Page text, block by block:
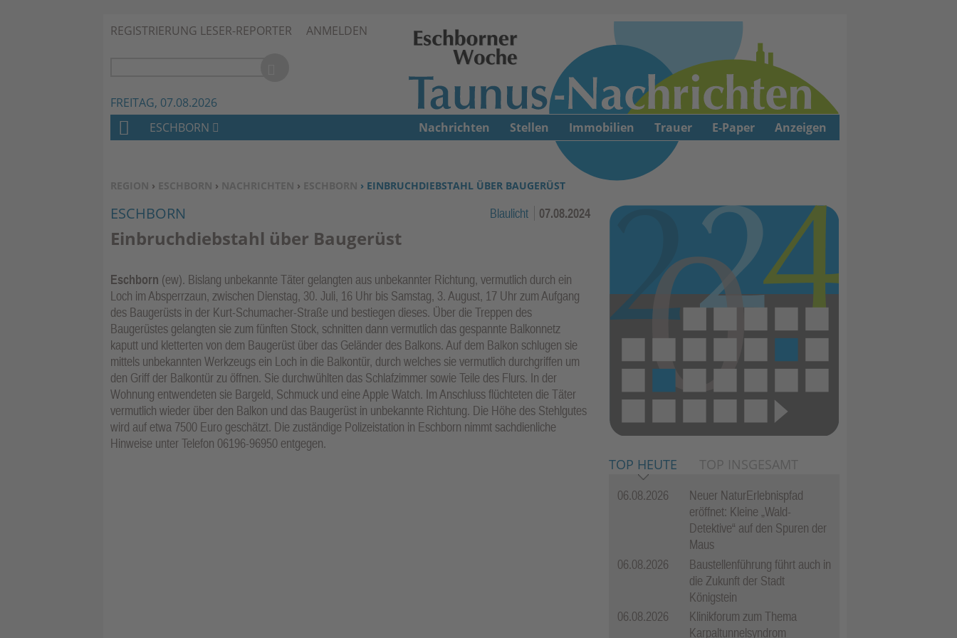
Zum Inhalt springen ↓
REGISTRIERUNG LESER-REPORTER ANMELDEN
FREITAG, 07.08.2026
SIE BEFINDEN SICH HIER:
REGION › ESCHBORN › NACHRICHTEN › ESCHBORN › EINBRUCHDIEBSTAHL ÜBER BAUGERÜST
ESCHBORN Blaulicht 07.08.2024
Einbruchdiebstahl über Baugerüst
Eschborn (ew). Bislang unbekannte Täter gelangten aus unbekannter Richtung, vermutlich durch ein
Loch im Absperrzaun, zwischen Dienstag, 30. Juli, 16 Uhr bis Samstag, 3. August, 17 Uhr zum Aufgang
des Baugerüsts in der Kurt-Schumacher-Straße und bestiegen dieses. Über die Treppen des
Baugerüstes gelangten sie zum fünften Stock, schnitten dann vermutlich das gespannte Balkonnetz
kaputt und kletterten von dem Baugerüst über das Geländer des Balkons. Auf dem Balkon schlugen sie
mittels unbekannten Werkzeugs ein Loch in die Balkontür, durch welches sie vermutlich durchgriffen um
den Griff der Balkontür zu öffnen. Sie durchwühlten das Schlafzimmer sowie Teile des Flurs. In der
Wohnung entwendeten sie Bargeld, Schmuck und eine Apple Watch. Im Anschluss flüchteten die Täter
vermutlich wieder über den Balkon und das Baugerüst in unbekannte Richtung. Die Höhe des Stehlgutes
wird auf etwa 7500 Euro geschätzt. Die zuständige Polizeistation in Eschborn nimmt sachdienliche
Hinweise unter Telefon 06196-96950 entgegen.
TOP HEUTE TOP INSGESAMT
06.08.2026
Neuer NaturErlebnispfad
eröffnet: Kleine „Wald-
Detektive“ auf den Spuren der
Maus
06.08.2026
Baustellenführung führt auch in
die Zukunft der Stadt
Königstein
06.08.2026
Klinikforum zum Thema
Karpaltunnelsyndrom
H
M
E
ESCHBORN Nachrichten Stellen Immobilien Trauer E-Paper Anzeigen